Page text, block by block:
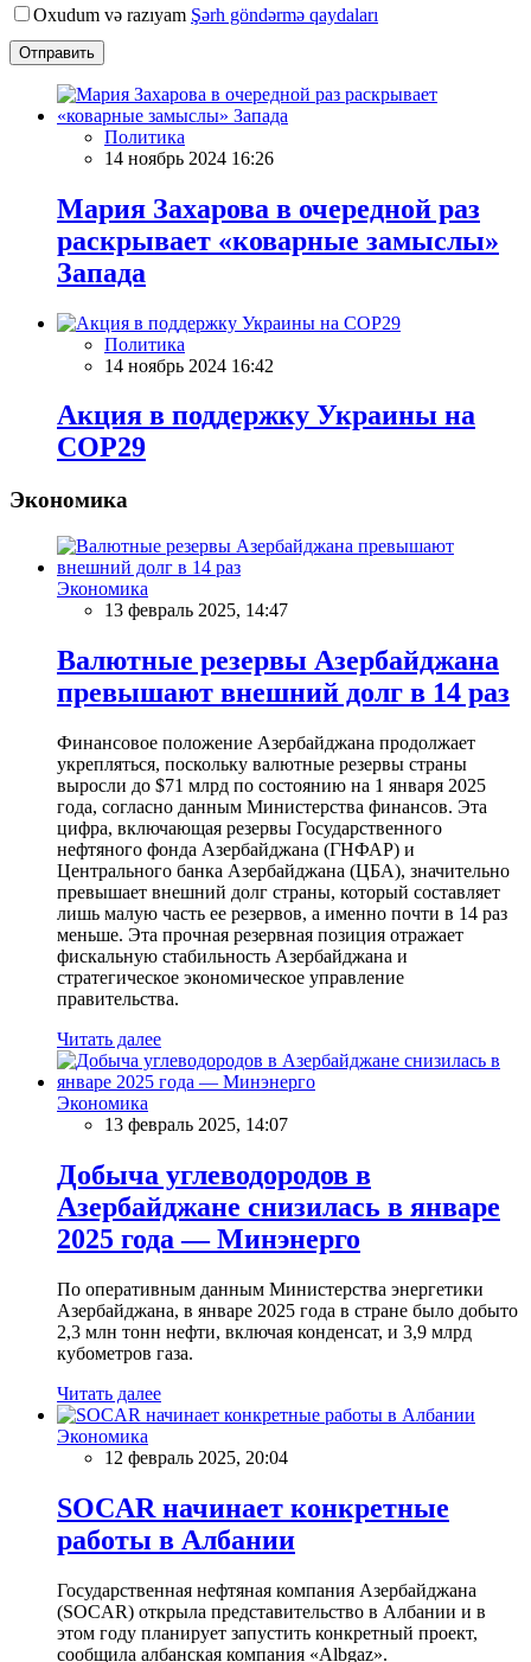
Oxudum və razıyam Şərh göndərmə qaydaları
Отправить
Политика
14 ноябрь 2024 16:26
Мария Захарова в очередной раз
раскрывает «коварные замыслы»
Запада
Политика
14 ноябрь 2024 16:42
Акция в поддержку Украины на
COP29
Экономика
Экономика
13 февраль 2025, 14:47
Валютные резервы Азербайджана
превышают внешний долг в 14 раз
Финансовое положение Азербайджана продолжает
укрепляться, поскольку валютные резервы страны
выросли до $71 млрд по состоянию на 1 января 2025
года, согласно данным Министерства финансов. Эта
цифра, включающая резервы Государственного
нефтяного фонда Азербайджана (ГНФАР) и
Центрального банка Азербайджана (ЦБА), значительно
превышает внешний долг страны, который составляет
лишь малую часть ее резервов, а именно почти в 14 раз
меньше. Эта прочная резервная позиция отражает
фискальную стабильность Азербайджана и
стратегическое экономическое управление
правительства.
Читать далее
Экономика
13 февраль 2025, 14:07
Добыча углеводородов в
Азербайджане снизилась в январе
2025 года — Минэнерго
По оперативным данным Министерства энергетики
Азербайджана, в январе 2025 года в стране было добыто
2,3 млн тонн нефти, включая конденсат, и 3,9 млрд
кубометров газа.
Читать далее
Экономика
12 февраль 2025, 20:04
SOCAR начинает конкретные
работы в Албании
Государственная нефтяная компания Азербайджана
(SOCAR) открыла представительство в Албании и в
этом году планирует запустить конкретный проект,
сообщила албанская компания «Albgaz».